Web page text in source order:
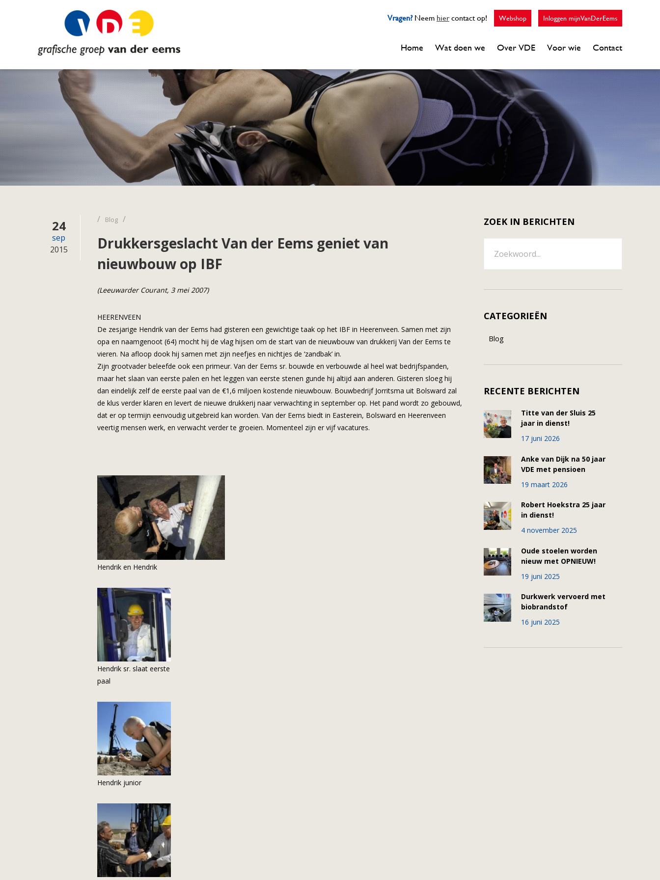
Vragen?Neem hiercontact op! Webshop Inloggen mijnVanDerEems
Home Wat doen we Over VDE Voor wie Contact
24
sep
2015
/ Blog /
Drukkersgeslacht Van der Eems geniet van
nieuwbouw op IBF
(Leeuwarder Courant, 3 mei 2007)
HEERENVEEN
De zesjarige Hendrik van der Eems had gisteren een gewichtige taak op het IBF in Heerenveen. Samen met zijn
opa en naamgenoot (64) mocht hij de vlag hijsen om de start van de nieuwbouw van drukkerij Van der Eems te
vieren. Na afloop dook hij samen met zijn neefjes en nichtjes de ‘zandbak’ in.
Zijn grootvader beleefde ook een primeur. Van der Eems sr. bouwde en verbouwde al heel wat bedrijfspanden,
maar het slaan van eerste palen en het leggen van eerste stenen gunde hij altijd aan anderen. Gisteren sloeg hij
dan eindelijk zelf de eerste paal van de €1,6 miljoen kostende nieuwbouw. Bouwbedrijf Jorritsma uit Bolsward zal
de klus verder klaren en levert de nieuwe drukkerij naar verwachting in september op. Het pand wordt zo gebouwd,
dat er op termijn eenvoudig uitgebreid kan worden. Van der Eems biedt in Easterein, Bolsward en Heerenveen
veertig mensen werk, en verwacht verder te groeien. Momenteel zijn er vijf vacatures.
Hendrik en Hendrik
Hendrik sr. slaat eerste
paal
Hendrik junior
ZOEK IN BERICHTEN
CATEGORIEËN
Blog
RECENTE BERICHTEN
Titte van der Sluis 25
jaar in dienst!
17 juni 2026
Anke van Dijk na 50 jaar
VDE met pensioen
19 maart 2026
Robert Hoekstra 25 jaar
in dienst!
4 november 2025
Oude stoelen worden
nieuw met OPNIEUW!
19 juni 2025
Durkwerk vervoerd met
biobrandstof
16 juni 2025